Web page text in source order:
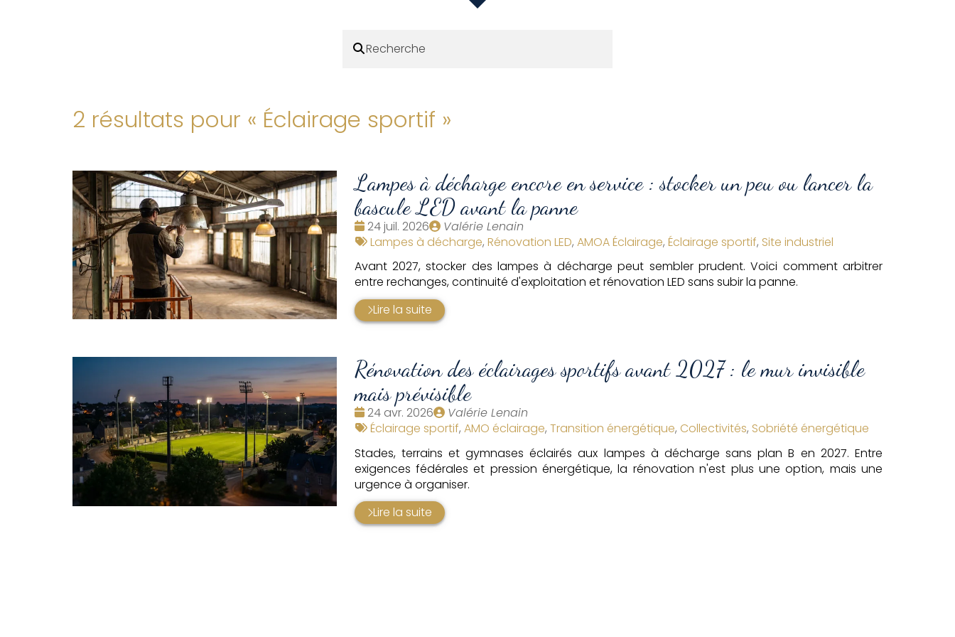
2 résultats pour « Éclairage sportif »
Lampes à décharge encore en service : stocker un peu ou lancer la
bascule LED avant la panne
Date
:
24 juil. 2026
Publié
par
Valérie Lenain
Tags
Lampes à décharge, Rénovation LED, AMOA Éclairage, Éclairage sportif, Site industriel
Avant 2027, stocker des lampes à décharge peut sembler prudent. Voici comment arbitrer
entre rechanges, continuité d'exploitation et rénovation LED sans subir la panne.
Lire la suite
Rénovation des éclairages sportifs avant 2027 : le mur invisible
mais prévisible
Date
:
24 avr. 2026
Publié
par
Valérie Lenain
Tags
Éclairage sportif, AMO éclairage, Transition énergétique, Collectivités, Sobriété énergétique
Stades, terrains et gymnases éclairés aux lampes à décharge sans plan B en 2027. Entre
exigences fédérales et pression énergétique, la rénovation n'est plus une option, mais une
urgence à organiser.
Lire la suite